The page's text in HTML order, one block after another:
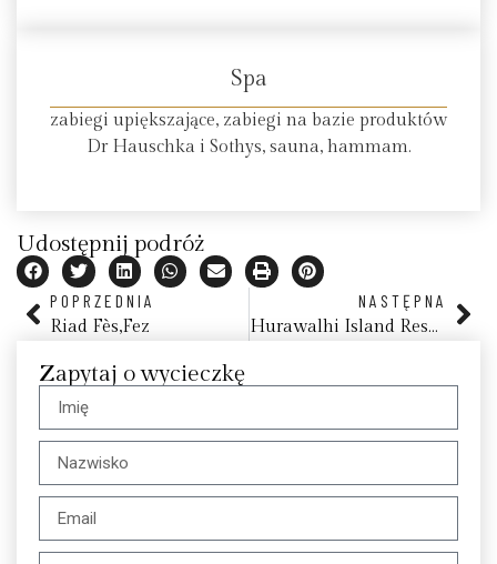
Spa
zabiegi upiększające, zabiegi na bazie produktów
Dr Hauschka i Sothys, sauna, hammam.
Udostępnij podróż
POPRZEDNIA
Riad Fès,Fez
NASTĘPNA
Hurawalhi Island Resort
Zapytaj o wycieczkę